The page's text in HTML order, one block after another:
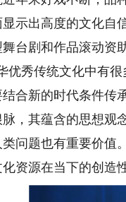
示出高度的文化自
舞台剧和作品滚动资
优秀传统文化中有
合新的时代条件传
，其蕴含的思想观
问题也有重要价值
资源在当下的创造